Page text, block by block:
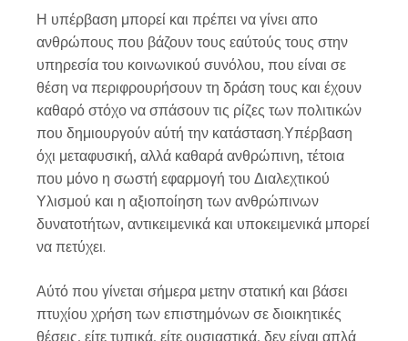
Η υπέρβαση μπορεί και πρέπει να γίνει απο
ανθρώπους που βάζουν τους εαύτούς τους στην
υπηρεσία του κοινωνικού συνόλου, που είναι σε
θέση να περιφρουρήσουν τη δράση τους και έχουν
καθαρό στόχο να σπάσουν τις ρίζες των πολιτικών
που δημιουργούν αύτή την κατάσταση.Υπέρβαση
όχι μεταφυσική, αλλά καθαρά ανθρώπινη, τέτοια
που μόνο η σωστή εφαρμογή του Διαλεχτικού
Υλισμού και η αξιοποίηση των ανθρώπινων
δυνατοτήτων, αντικειμενικά και υποκειμενικά μπορεί
να πετύχει.
Αύτό που γίνεται σήμερα μετην στατική και βάσει
πτυχίου χρήση των επιστημόνων σε διοικητικές
θέσεις, είτε τυπικά, είτε ουσιαστικά, δεν είναι απλά